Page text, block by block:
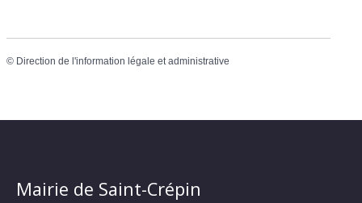
© Direction de l'information légale et administrative
Mairie de Saint-Crépin